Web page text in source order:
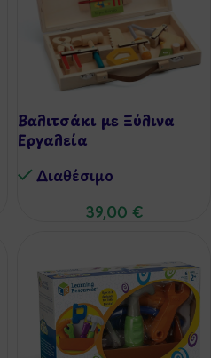
Βαλιτσάκι με Ξύλινα
Εργαλεία
Διαθέσιμo
39,00 €